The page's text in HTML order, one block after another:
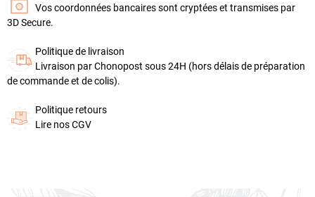
Vos coordonnées bancaires sont cryptées et transmises par
3D Secure.
Politique de livraison
Livraison par Chonopost sous 24H (hors délais de préparation
de commande et de colis).
Politique retours
Lire nos CGV